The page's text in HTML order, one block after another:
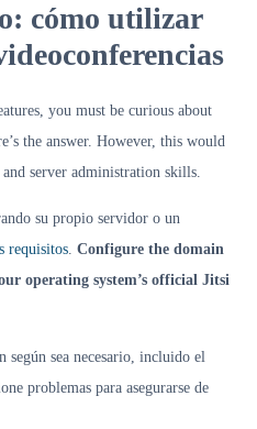
cómo utilizar
you must be curious about
the answer. However, this would
server administration skills.
su propio servidor o un
requisitos. Configure the domain
operating system’s official Jitsi
según sea necesario, incluido el
problemas para asegurarse de